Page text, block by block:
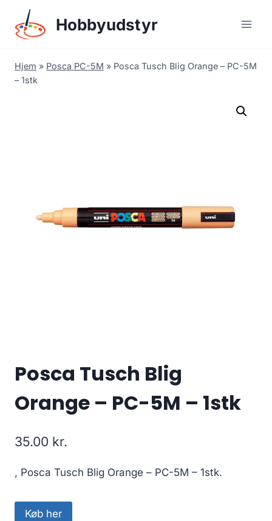
content
Hobbyudstyr
Hjem » Posca PC-5M » Posca Tusch Blig Orange – PC-5M
– 1stk
Posca Tusch Blig
Orange – PC-5M – 1stk
35.00 kr.
, Posca Tusch Blig Orange – PC-5M – 1stk.
Køb her